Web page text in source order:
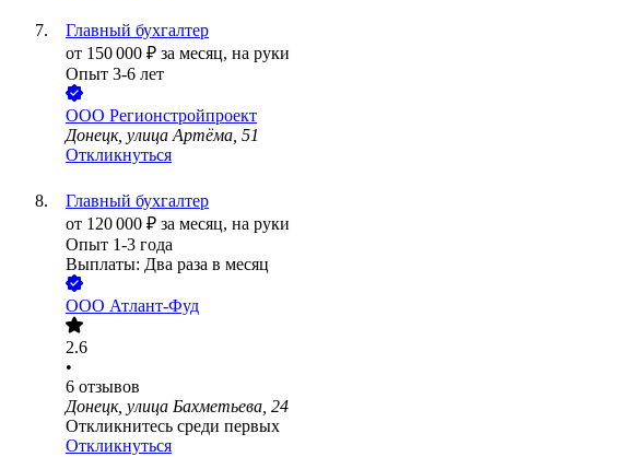
Главный бухгалтер
от 150 000 ₽ за месяц, на руки
Опыт 3-6 лет
ООО Регионстройпроект
Донецк, улица Артёма, 51
Откликнуться
Главный бухгалтер
от 120 000 ₽ за месяц, на руки
Опыт 1-3 года
Выплаты: Два раза в месяц
ООО Атлант-Фуд
2.6
•
6 отзывов
Донецк, улица Бахметьева, 24
Откликнитесь среди первых
Откликнуться